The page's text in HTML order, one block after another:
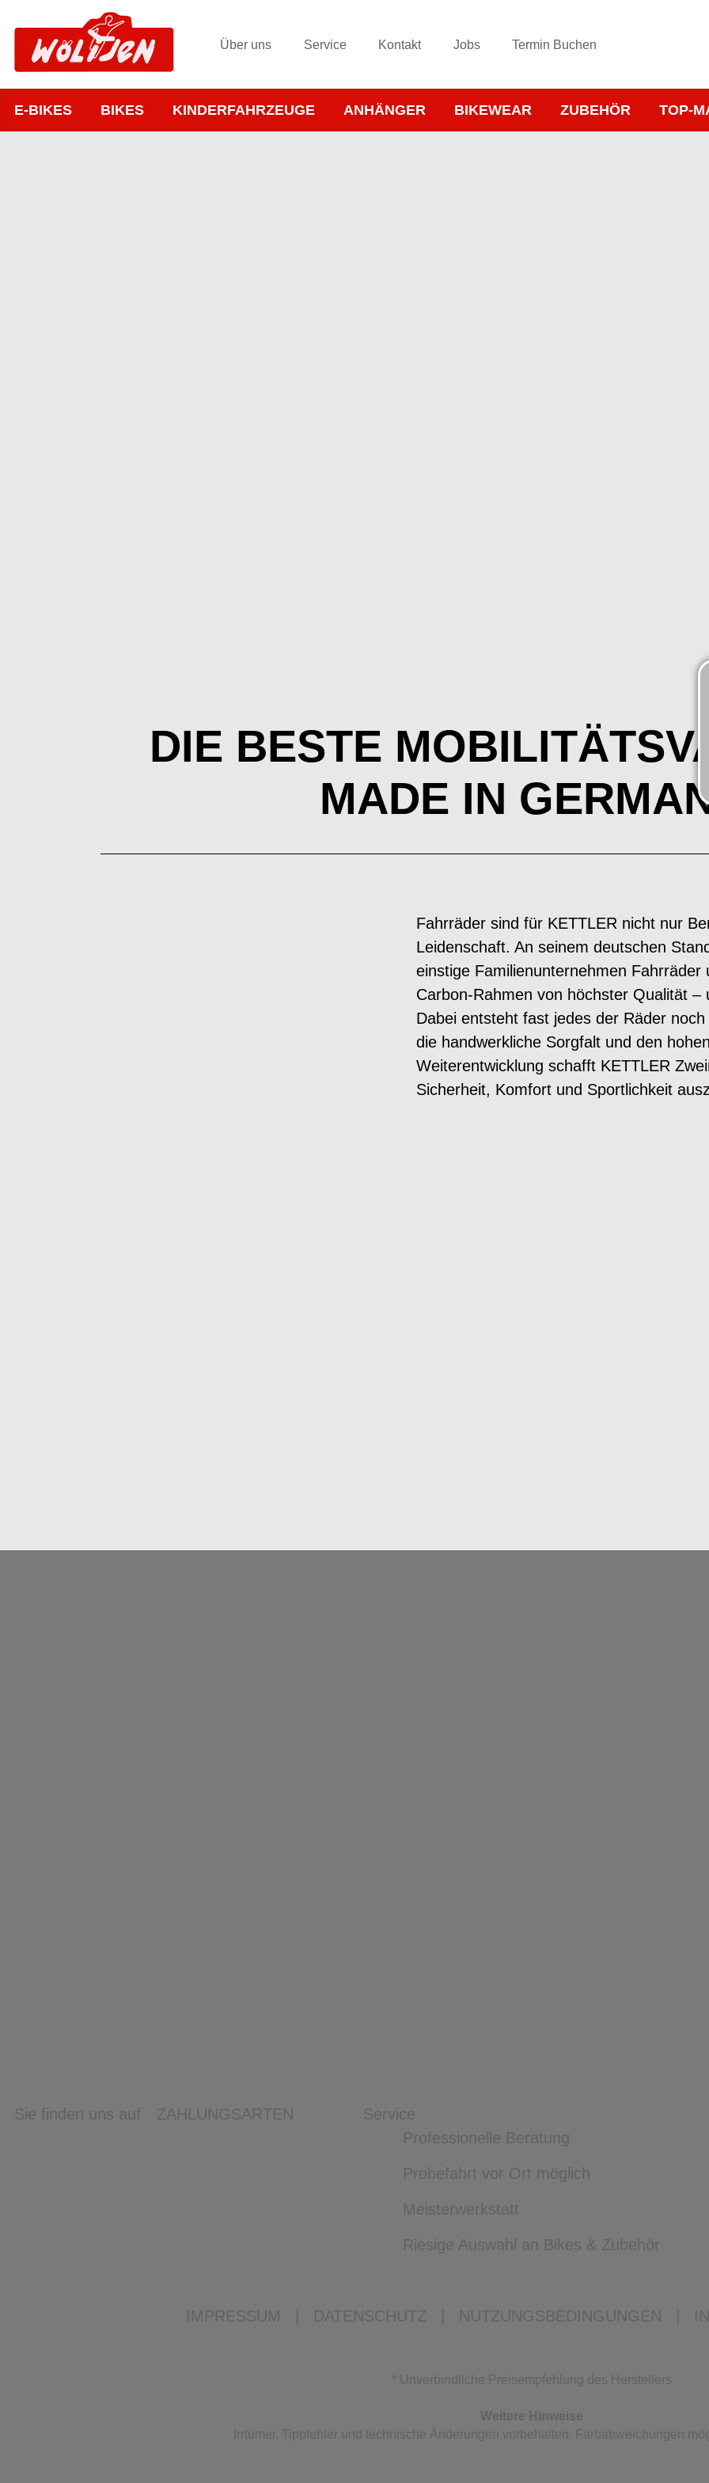
Über uns Service Kontakt Jobs Termin Buchen
E-BIKES BIKES KINDERFAHRZEUGE ANHÄNGER BIKEWEAR ZUBEHÖR TOP-
DIE BESTE
MADE IN
Fahrräder sind für KETTLER nicht nur
Leidenschaft. An seinem deutschen
einstige Familienunternehmen Fahrräder
Carbon-Rahmen von höchster Qualität –
Dabei entsteht fast jedes der Räder
die handwerkliche Sorgfalt und den
Weiterentwicklung schafft KETTLER
Sicherheit, Komfort und Sportlichkeit
Sie finden uns auf ZAHLUNGSARTEN
Service
Professionelle Beratung
Probefahrt vor Ort möglich
Meisterwerkstatt
Riesige Auswahl an Bikes & Zubehör
IMPRESSUM DATENSCHUTZ NUTZUNGSBEDINGUNGEN
* Unverbindliche Preisempfehlung des Herstellers
Weitere Hinweise
Irrtümer, Tippfehler und technische Änderungen vorbehalten. Farbabweichungen